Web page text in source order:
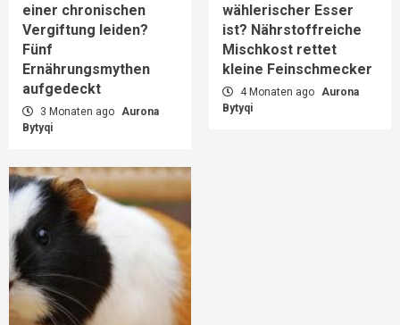
einer chronischen
Vergiftung leiden?
Fünf
Ernährungsmythen
aufgedeckt
3 Monaten ago Aurona
Bytyqi
wählerischer Esser
ist? Nährstoffreiche
Mischkost rettet
kleine Feinschmecker
4 Monaten ago Aurona
Bytyqi